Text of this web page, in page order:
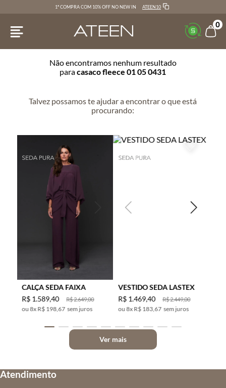
1ª COMPRA COM 10% OFF NO NEW IN ATEEN10
0
Não encontramos nenhum resultado
paracasaco fleece 01 05 0431
Talvez possamos te ajudar a encontrar o que está
procurando:
CALÇA SEDA FAIXA
R$2.649,00
R$ 1.589,40
8x R$ 198,67 sem juros
VESTIDO SEDA LASTEX
R$2.449,00
R$ 1.469,40
8x R$ 183,67 sem juros
Ver mais
Atendimento